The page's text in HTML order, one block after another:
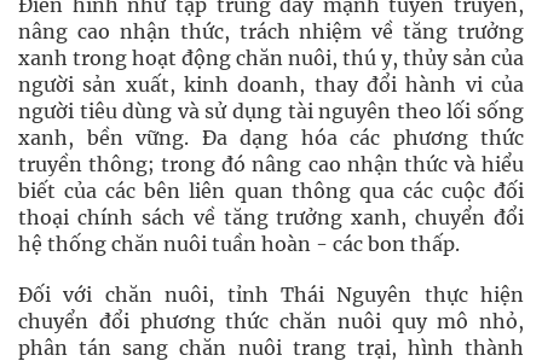
Điển hình như tập trung đẩy mạnh tuyên truyền,
nâng cao nhận thức, trách nhiệm về tăng trưởng
xanh trong hoạt động chăn nuôi, thú y, thủy sản của
người sản xuất, kinh doanh, thay đổi hành vi của
người tiêu dùng và sử dụng tài nguyên theo lối sống
xanh, bền vững. Đa dạng hóa các phương thức
truyền thông; trong đó nâng cao nhận thức và hiểu
biết của các bên liên quan thông qua các cuộc đối
thoại chính sách về tăng trưởng xanh, chuyển đổi
hệ thống chăn nuôi tuần hoàn - các bon thấp.
Đối với chăn nuôi, tỉnh Thái Nguyên thực hiện
chuyển đổi phương thức chăn nuôi quy mô nhỏ,
phân tán sang chăn nuôi trang trại, hình thành